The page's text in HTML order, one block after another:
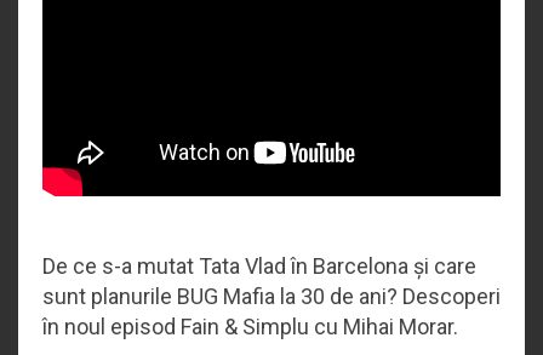
De ce s-a mutat Tata Vlad în Barcelona și care
sunt planurile BUG Mafia la 30 de ani? Descoperi
în noul episod Fain & Simplu cu Mihai Morar.